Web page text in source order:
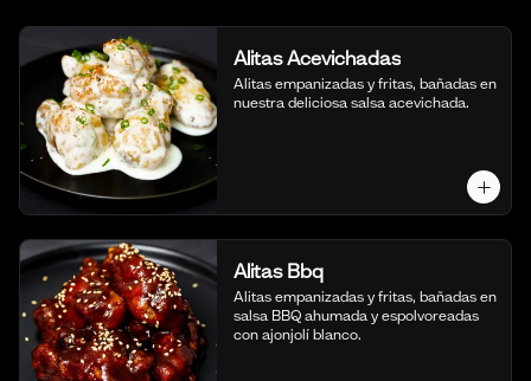
Alitas Acevichadas
Alitas empanizadas y fritas, bañadas en
nuestra deliciosa salsa acevichada.
Alitas Bbq
Alitas empanizadas y fritas, bañadas en
salsa BBQ ahumada y espolvoreadas
con ajonjolí blanco.